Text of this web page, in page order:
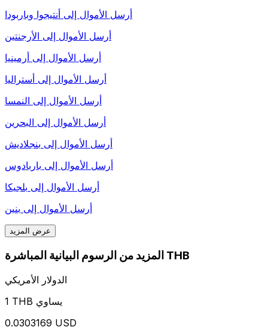
أرسل الأموال إلى أنتيجوا وباربودا
أرسل الأموال إلى الأرجنتين
أرسل الأموال إلى أرمينيا
أرسل الأموال إلى أستراليا
أرسل الأموال إلى النمسا
أرسل الأموال إلى البحرين
أرسل الأموال إلى بنجلاديش
أرسل الأموال إلى باربادوس
أرسل الأموال إلى بلجيكا
أرسل الأموال إلى بنين
عرض المزيد
المزيد من الرسوم البيانية المباشرة THB
الدولار الأمريكي
1 THB يساوي
0.0303169 USD